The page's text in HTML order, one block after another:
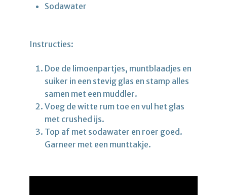
Sodawater
Instructies:
Doe de limoenpartjes, muntblaadjes en
suiker in een stevig glas en stamp alles
samen met een muddler.
Voeg de witte rum toe en vul het glas
met crushed ijs.
Top af met sodawater en roer goed.
Garneer met een munttakje.